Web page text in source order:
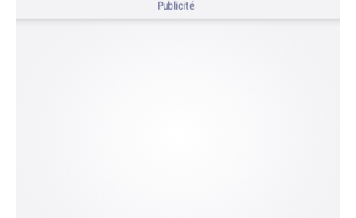
Publicité